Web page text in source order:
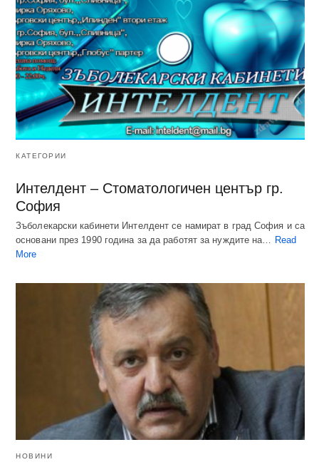
КАТЕГОРИИ
Интелдент – Стоматологичен център гр.
София
Зъболекарски кабинети Интелдент се намират в град София и са
основани през 1990 година за да работят за нуждите на… Read
More
НОВИНИ